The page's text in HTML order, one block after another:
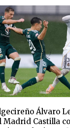
Álvaro
Madrid Castilla